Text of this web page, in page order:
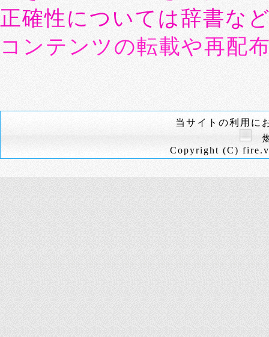
正確性については辞書な
コンテンツの転載や再配
当サイトの利用に
Copyright (C)